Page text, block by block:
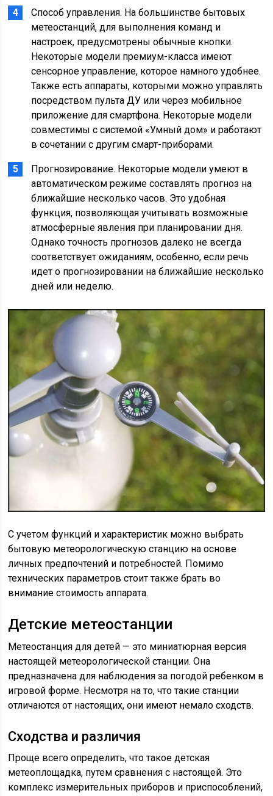
Способ управления. На большинстве бытовых
метеостанций, для выполнения команд и
настроек, предусмотрены обычные кнопки.
Некоторые модели премиум-класса имеют
сенсорное управление, которое намного удобнее.
Также есть аппараты, которыми можно управлять
посредством пульта ДУ или через мобильное
приложение для смартфона. Некоторые модели
совместимы с системой «Умный дом» и работают
в сочетании с другим смарт-приборами.
Прогнозирование. Некоторые модели умеют в
автоматическом режиме составлять прогноз на
ближайшие несколько часов. Это удобная
функция, позволяющая учитывать возможные
атмосферные явления при планировании дня.
Однако точность прогнозов далеко не всегда
соответствует ожиданиям, особенно, если речь
идет о прогнозировании на ближайшие несколько
дней или неделю.
С учетом функций и характеристик можно выбрать
бытовую метеорологическую станцию на основе
личных предпочтений и потребностей. Помимо
технических параметров стоит также брать во
внимание стоимость аппарата.
Детские метеостанции
Метеостанция для детей — это миниатюрная версия
настоящей метеорологической станции. Она
предназначена для наблюдения за погодой ребенком в
игровой форме. Несмотря на то, что такие станции
отличаются от настоящих, они имеют немало сходств.
Сходства и различия
Проще всего определить, что такое детская
метеоплощадка, путем сравнения с настоящей. Это
комплекс измерительных приборов и приспособлений,